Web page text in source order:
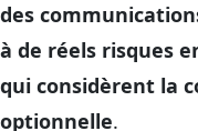
des
à de réels risques
qui considèrent la
optionnelle.